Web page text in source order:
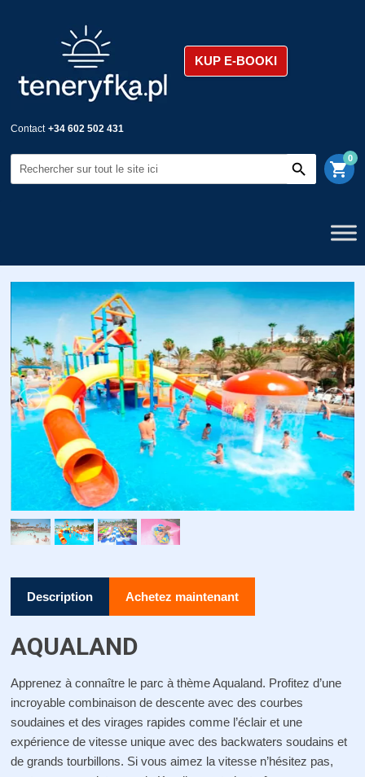
KUP E-BOOKI
Contact +34 602 502 431
shopping_cart
0
Description Achetez maintenant
AQUALAND
Apprenez à connaître le parc à thème Aqualand. Profitez d’une
incroyable combinaison de descente avec des courbes
soudaines et des virages rapides comme l’éclair et une
expérience de vitesse unique avec des backwaters soudains et
de grands tourbillons. Si vous aimez la vitesse n’hésitez pas,